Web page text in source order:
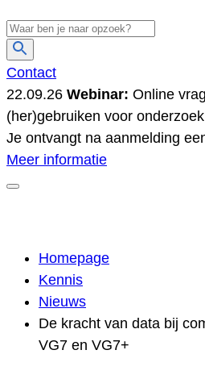
Contact
22.09.26 Webinar: Online
(her)gebruiken voor onderzoek
Je ontvangt na aanmelding
Meer informatie
Homepage
Kennis
Nieuws
De kracht van data bij
VG7 en VG7+